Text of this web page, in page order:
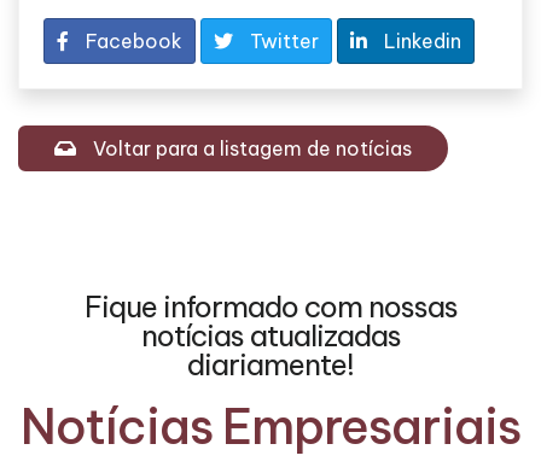
Facebook Twitter Linkedin
Voltar para a listagem de notícias
Fique informado com nossas
notícias atualizadas
diariamente!
Notícias Empresariais